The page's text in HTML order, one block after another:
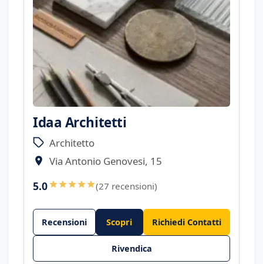
Idaa Architetti
Architetto
Via Antonio Genovesi, 15
5.0 (27 recensioni)
Recensioni Scopri Richiedi Contatti
Rivendica